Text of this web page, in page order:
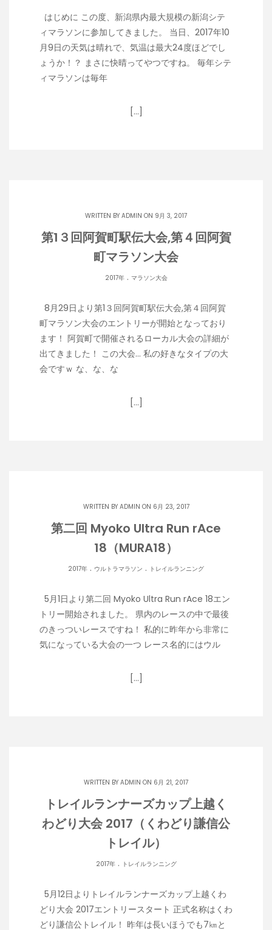
はじめに この度、新潟県内最大規模の新潟シテ
ィマラソンに参加してきました。 当日、2017年10
月9日の天気は晴れで、気温は最大24度ほどでし
ょうか！？ まさに快晴ってやつですね。 毎年シテ
ィマラソンは毎年
[…]
WRITTEN BY ADMIN ON 9月 3, 2017
第1３回阿賀町駅伝大会,第４回阿賀
町マラソン大会
2017年. マラソン大会
8月29日より第1３回阿賀町駅伝大会,第４回阿賀
町マラソン大会のエントリーが開始となっており
ます！ 阿賀町で開催されるローカル大会の詳細が
出てきました！ この大会… 私の好きなタイプの大
会ですｗ な、な、な
[…]
WRITTEN BY ADMIN ON 6月 23, 2017
第二回 Myoko Ultra Run rAce
18（MURA18）
2017年 . ウルトラマラソン . トレイルランニング
5月1日より第二回 Myoko Ultra Run rAce 18エン
トリー開始されました。 県内のレースの中で最後
のきっついレースですね！ 私的に昨年から非常に
気になっている大会の一つ レース名的にはウル
[…]
WRITTEN BY ADMIN ON 6月 21, 2017
トレイルランナーズカップ上越く
わどり大会 2017（くわどり謙信公
トレイル）
2017年. トレイルランニング
5月12日よりトレイルランナーズカップ上越くわ
どり大会 2017エントリースタート 正式名称はくわ
どり謙信公トレイル！ 昨年は長いほうでも7㎞と